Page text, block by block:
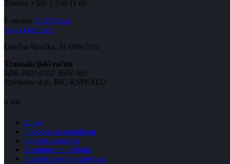
Telefon +386 1 530 11 00
E-naslov info@cgs.si
www.cgsplus.si
Davčna številka: SI 66667011
Transakcijski račun
SI56 3400 0102 3683 365
Sparkasse d.d., BIC KSPKSI22
O NAS
O nas
Podpora uporabnikom
Servisni zahtevek
Zasebnost in piškotki
Splošni pogoji poslovanja